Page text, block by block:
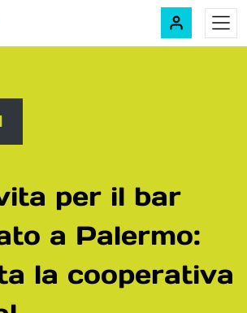
principale
per il bar
a Palermo:
la cooperativa